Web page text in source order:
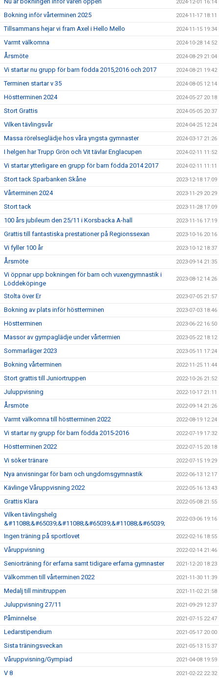
2024-12-01 16:14
Bokning inför vårterminen 2025 2024-11-17 18:11
Tillsammans hejar vi fram Axel i Hello Mello 2024-11-15 19:34
Varmt välkomna 2024-10-28 14:52
Årsmöte 2024-08-29 21:04
Vi startar nu grupp för barn födda 2015,2016 och 2017 2024-08-21 19:42
Terminen startar v 35 2024-08-05 12:14
Höstterminen 2024 2024-05-27 20:18
Stort Grattis 2024-05-05 20:37
Vilken tävlingsvår 2024-04-25 12:24
Massa rörelseglädje hos våra yngsta gymnaster 2024-03-17 21:26
I helgen har Trupp Grön och Vit tävlar Englacupen 2024-02-11 11:52
Vi startar ytterligare en grupp för barn födda 2014 2017 2024-02-11 11:11
Stort tack Sparbanken Skåne 2023-12-18 17:09
Vårterminen 2024 2023-11-29 20:29
Stort tack 2023-11-28 17:09
100 års jubileum den 25/11 i Korsbacka A-hall 2023-11-16 17:19
Grattis till fantastiska prestationer på Regionssexan 2023-10-16 20:16
Vi fyller 100 år 2023-10-12 18:37
Årsmöte 2023-09-14 21:35
Vi öppnar upp bokningen för barn och vuxengymnastik i
Löddeköpinge
2023-08-12 14:26
Stolta över Er 2023-07-05 21:57
Bokning av plats inför höstterminen 2023-07-03 18:46
Höstterminen 2023-06-22 16:50
Massor av gympaglädje under vårtermien 2023-05-22 18:12
Sommarläger 2023 2023-05-11 17:24
Bokning vårterminen 2022-11-25 11:44
Stort grattis till Juniortruppen 2022-10-26 21:52
Juluppvisning 2022-10-17 21:11
Årsmöte 2022-09-14 21:26
Varmt välkomna till höstterminen 2022 2022-08-19 12:24
Vi startar ny grupp för barn födda 2015-2016 2022-07-19 17:32
Höstterminen 2022 2022-07-15 20:18
Vi söker tränare 2022-07-15 19:29
Nya anvisningar för barn och ungdomsgymnastik 2022-06-13 12:17
Kävlinge Våruppvisning 2022 2022-05-16 13:43
Grattis Klara 2022-05-08 21:55
Vilken tävlingshelg
&#11088;&#65039;&#11088;&#65039;&#11088;&#65039;
2022-03-06 19:16
Ingen träning på sportlovet 2022-02-16 18:55
Våruppvisning 2022-02-14 21:46
Seniorträning för erfarna samt tidigare erfarna gymnaster 2021-12-20 18:23
Välkommen till vårterminen 2022 2021-11-30 11:39
Medalj till minitruppen 2021-11-02 21:58
Juluppvisning 27/11 2021-09-29 12:37
Påminnelse 2021-07-15 22:47
Ledarstipendium 2021-05-17 20:00
Sista träningsveckan 2021-05-13 15:37
Våruppvisning/Gympiad 2021-04-08 19:59
V 8 2021-02-22 22:32